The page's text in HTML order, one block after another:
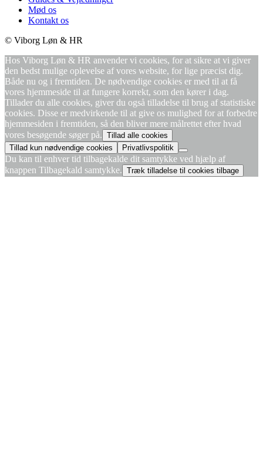
Mød os
Kontakt os
© Viborg Løn & HR
Hos Viborg Løn & HR anvender vi cookies, for at sikre at vi giver
den bedst mulige oplevelse af vores website, for lige præcist dig.
Både nu og i fremtiden. De nødvendige cookies er med til at få
vores hjemmeside til at fungere korrekt, som den kører i dag.
Tillader du alle cookies, giver du også tilladelse til brug af statistiske
cookies. Disse er medvirkende til at give os mulighed for at forbedre
hjemmesiden i fremtiden, så den bliver mere målrettet efter hvad
vores besøgende søger på. Tillad alle cookies
Tillad kun nødvendige cookies
Privatlivspolitik
Du kan til enhver tid tilbagekalde dit samtykke ved hjælp af
knappen Tilbagekald samtykke. Træk tilladelse til cookies tilbage